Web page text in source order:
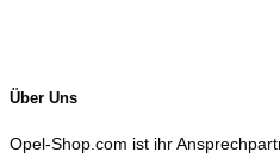
Über Uns
Opel-Shop.com ist ihr